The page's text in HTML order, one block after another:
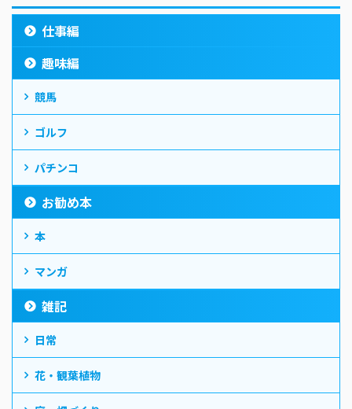
仕事編
趣味編
競馬
ゴルフ
パチンコ
お勧め本
本
マンガ
雑記
日常
花・観葉植物